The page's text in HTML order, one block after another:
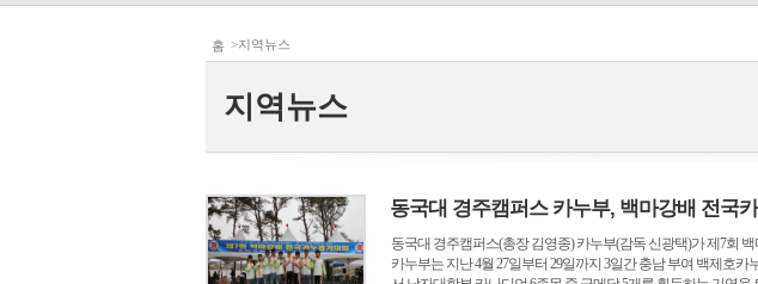
홈 >지역뉴스
지역뉴스
동국대 경주캠퍼스 카누부, 백마강배 전국
동국대 경주캠퍼스(총장 김영종) 카누부(감독 신광택)가 제7회
카누부는 지난 4월 27일부터 29일까지 3일간 충남 부여 백제호